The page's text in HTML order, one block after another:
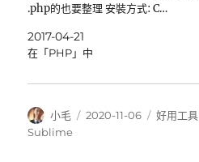
.php的也要整理 安裝方式: C…
2017-04-21
在「PHP」中
作
者
小毛
發
2020-11-06
分
好用工具
Sublime